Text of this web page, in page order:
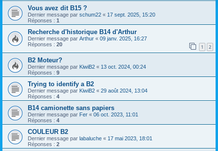
Vous avez dit B15 ?
Dernier message par schum22 « 17 sept. 2025, 15:20
Réponses : 1
Recherche d'historique B14 d'Arthur
Dernier message par Arthur « 09 janv. 2025, 16:27
Réponses : 20 1 2
B2 Moteur?
Dernier message par KiwiB2 « 13 oct. 2024, 00:24
Réponses : 9
Trying to identify a B2
Dernier message par KiwiB2 « 29 août 2024, 13:04
Réponses : 4
B14 camionette sans papiers
Dernier message par Fer « 06 oct. 2023, 11:01
Réponses : 4
COULEUR B2
Dernier message par labaluche « 17 mai 2023, 18:01
Réponses : 2